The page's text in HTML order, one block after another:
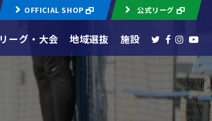
OFFICIAL SHOP 公式リーグ
リーグ・大会 地域選抜 施設